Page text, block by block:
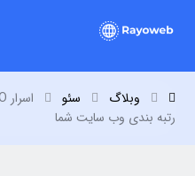
وبلاگ سئو
رتبه بندی وب سایت شما